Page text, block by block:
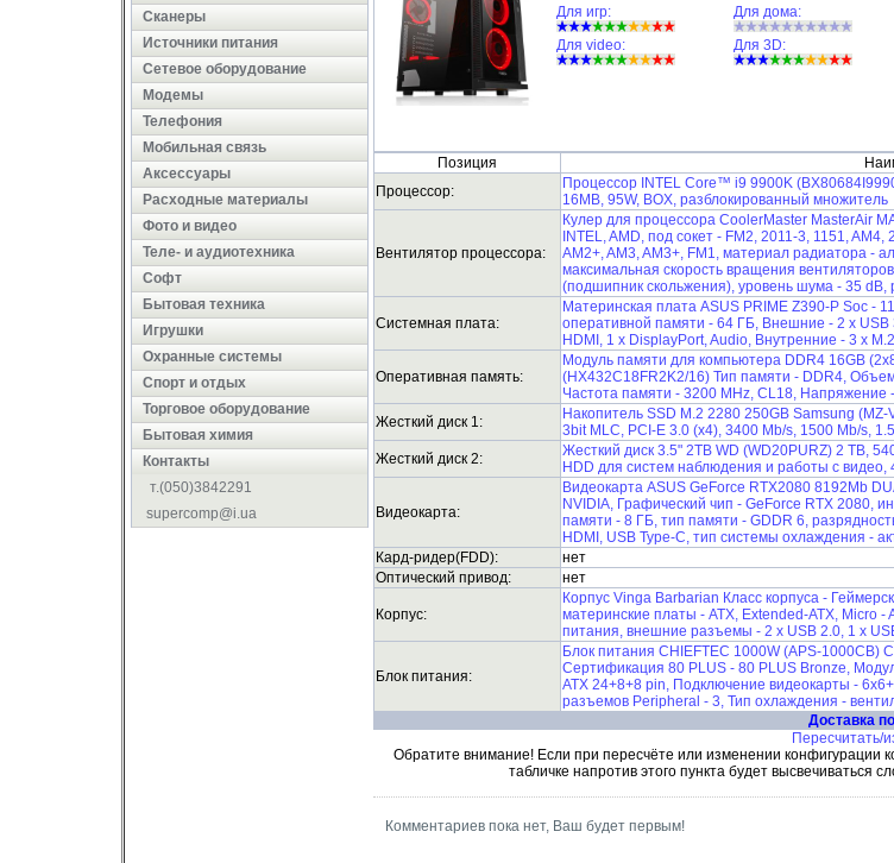
Сканеры
Источники питания
Сетевое оборудование
Модемы
Телефония
Мобильная связь
Аксессуары
Расходные материалы
Фото и видео
Теле- и аудиотехника
Софт
Бытовая техника
Игрушки
Охранные системы
Cпорт и отдых
Торговое оборудование
Бытовая химия
Контакты
т.(050)3842291
supercomp@i.ua
Для игр: Для дома:
Для video:
Для 3D:
Позиция
Процессор:
Процессор INTEL Core™ i9 9900K
16MB, 95W, BOX, разблокированный множитель
Вентилятор процессора:
Кулер для процессора CoolerMaster MasterAir
INTEL, AMD, под сокет - FM2, 2011-3, 1151,
AM2+, AM3, AM3+, FM1, материал радиатора -
максимальная скорость вращения
(подшипник скольжения), уровень шума - 35
Системная плата:
Материнская плата ASUS PRIME Z390-P Soc -
оперативной памяти - 64 ГБ, Внешние - 2 x USB
HDMI, 1 x DisplayPort, Audio, Внутренние - 3 x
Оперативная память:
Модуль памяти для компьютера DDR4 16GB
(HX432C18FR2K2/16) Тип памяти - DDR4,
Частота памяти - 3200 MHz, CL18, Напряжение
Жесткий диск 1:
Накопитель SSD M.2 2280 250GB Samsung
3bit MLC, PCI-E 3.0 (x4), 3400 Mb/s, 1500 Mb/s,
Жесткий диск 2:
Жесткий диск 3.5" 2TB WD (WD20PURZ) 2 TB,
HDD для систем наблюдения и работы с видео,
Видеокарта:
Видеокарта ASUS GeForce RTX2080 8192Mb
NVIDIA, Графический чип - GeForce RTX 2080,
памяти - 8 ГБ, тип памяти - GDDR 6,
HDMI, USB Type-C, тип системы охлаждения -
Кард-ридер(FDD):
нет
Оптический привод:
нет
Корпус:
Корпус Vinga Barbarian Класс корпуса -
материнские платы - ATX, Extended-ATX, Micro -
питания, внешние разъемы - 2 x USB 2.0, 1 x
Блок питания:
Блок питания CHIEFTEC 1000W (APS-
Сертификация 80 PLUS - 80 PLUS Bronze,
ATX 24+8+8 pin, Подключение видеокарты -
разъемов Peripheral - 3, Тип охлаждения -
Доставка
Пересчитать/
Обратите внимание! Если при пересчёте или изменении конфигурации
табличке напротив этого пункта будет высвечиваться
Комментариев пока нет, Ваш будет первым!